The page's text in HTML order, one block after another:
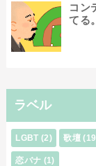
コン
てる。
ラベル
LGBT (2) 歌壇
恋バナ (1)